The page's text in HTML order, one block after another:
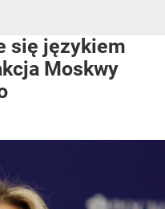
się językiem
Moskwy